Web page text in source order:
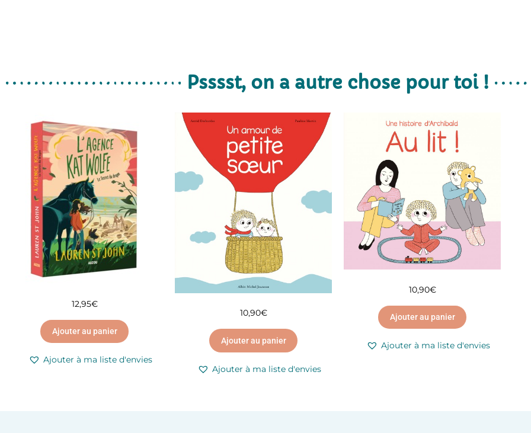
Psssst, on a autre chose pour toi !
12,95€
Ajouter au panier
Ajouter à ma liste d'envies
10,90€
Ajouter au panier
Ajouter à ma liste d'envies
10,90€
Ajouter au panier
Ajouter à ma liste d'envies